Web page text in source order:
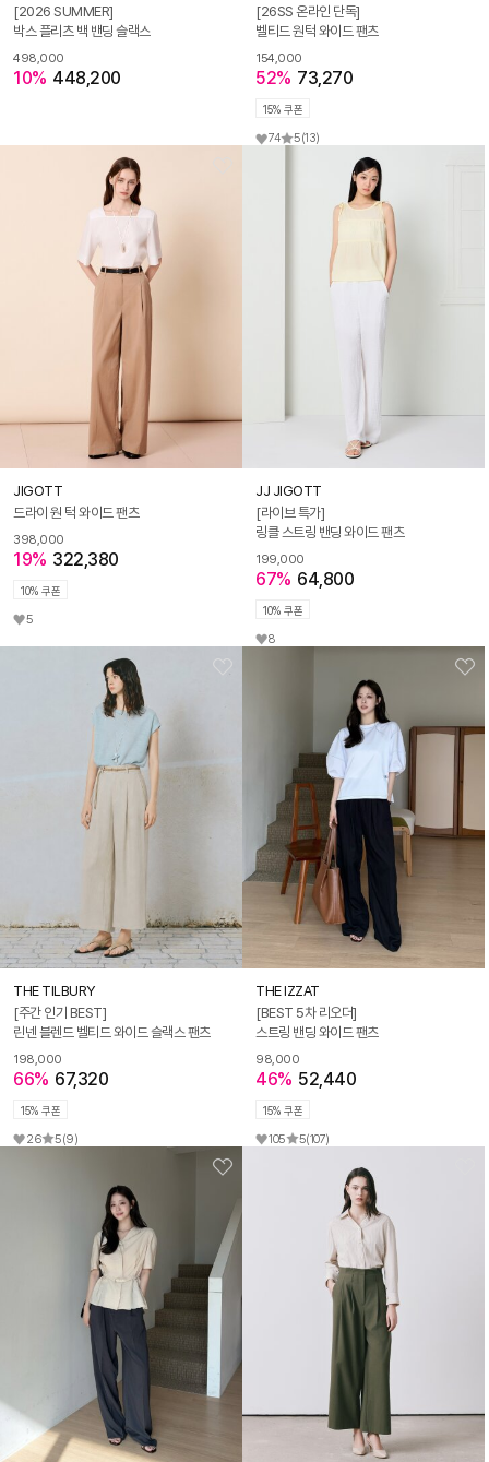
[2026 SUMMER]
박스 플리츠 백 밴딩 슬랙스
498,000
10% 448,200
[26SS 온라인 단독]
벨티드 원턱 와이드 팬츠
154,000
52% 73,270
15% 쿠폰
74 5(13)
JIGOTT
드라이 원 턱 와이드 팬츠
398,000
19% 322,380
10% 쿠폰
5
JJ JIGOTT
[라이브 특가]
링클 스트링 밴딩 와이드 팬츠
199,000
67% 64,800
10% 쿠폰
8
THE TILBURY
[주간 인기 BEST]
린넨 블렌드 벨티드 와이드 슬랙스 팬츠
198,000
66% 67,320
15% 쿠폰
26 5(9)
THE IZZAT
[BEST 5차 리오더]
스트링 밴딩 와이드 팬츠
98,000
46% 52,440
15% 쿠폰
105 5(107)